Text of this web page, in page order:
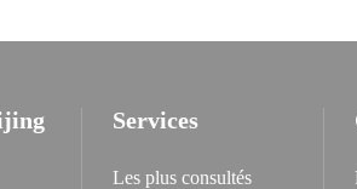
Services
Les plus consultés